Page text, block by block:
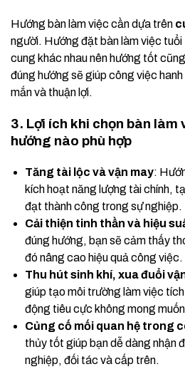
Hướng bàn làm việc cần dựa trên
người. Hướng đặt bàn làm việc tuổi
cung khác nhau nên hướng tốt
đúng hướng sẽ giúp công việc
mắn và thuận lợi.
3. Lợi ích khi chọn bàn làm
hướng nào phù hợp
Tăng tài lộc và vận may:
kích hoạt năng lượng tài chính,
đạt thành công trong sự nghiệp.
Cải thiện tinh thần và hiệu
đúng hướng, bạn sẽ cảm thấy
đó nâng cao hiệu quả công việc.
Thu hút sinh khí, xua đuổi
giúp tạo môi trường làm việc
động tiêu cực không mong
Củng cố mối quan hệ trong
thủy tốt giúp bạn dễ dàng nhận
nghiệp, đối tác và cấp trên.